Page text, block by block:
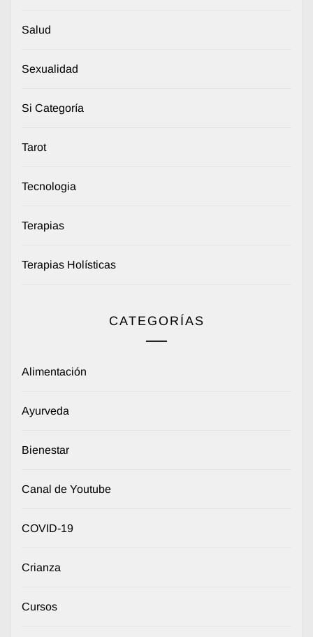
Salud
Sexualidad
Si Categoría
Tarot
Tecnologia
Terapias
Terapias Holísticas
CATEGORÍAS
Alimentación
Ayurveda
Bienestar
Canal de Youtube
COVID-19
Crianza
Cursos